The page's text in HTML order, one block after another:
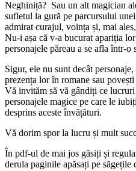
Neghiniță? Sau un alt magician
sufletul la gură pe parcursului
admirat curajul, voința și, mai
Nu-i așa că v-a bucurat apariția
personajele păreau a se afla într-o
Sigur, ele nu sunt decât
prezența lor în romane sau
Vă invităm să vă gândiți ce
personajele magice pe care le
desprins aceste învățături.
Vă dorim spor la lucru și mult
În pdf-ul de mai jos găsiți și
derula paginile apăsați pe săgețile